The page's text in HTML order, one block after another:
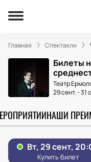
Главная Спектакли
Билеты
Театр
29 сент.-31
НАШИ